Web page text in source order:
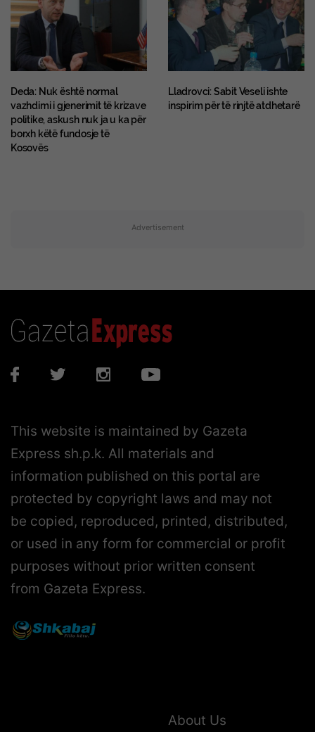
Deda: Nuk është normal
vazhdimi i gjenerimit të krizave
politike, askush nuk ja u ka për
borxh këtë fundosje të
Kosovës
Lladrovci: Sabit Veseli ishte
inspirim për të rinjtë atdhetarë
Advertisement
This website is maintained by Gazeta
Express sh.p.k. All materials and
information published on this portal are
protected by copyright laws and may not
be copied, reproduced, printed, distributed,
or used in any form for commercial or profit
purposes without prior written consent
from Gazeta Express.
About Us